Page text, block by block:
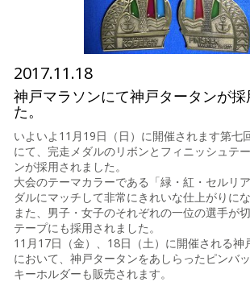
2017.11.18
神戸マラソンにて神戸タータンが採
た。
いよいよ11月19日（日）に開催されます第七
にて、完走メダルのリボンとフィニッシュテ
ンが採用されました。
大会のテーマカラーである「緑・紅・セルリ
ダルにマッチして非常にきれいな仕上がりにな
また、男子・女子のそれぞれの一位の選手が
テープにも採用されました。
11月17日（金）、18日（土）に開催される神
において、神戸タータンをあしらったピンバッ
キーホルダーも販売されます。